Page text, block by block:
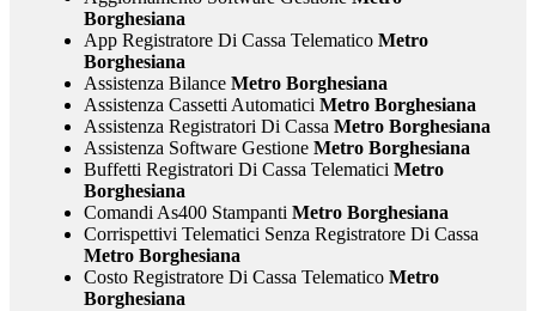
Borghesiana
App Registratore Di Cassa TelematicoMetro
Borghesiana
Assistenza BilanceMetro Borghesiana
Assistenza Cassetti Automatici Metro Borghesiana
Assistenza Registratori Di Cassa Metro Borghesiana
Assistenza Software GestioneMetro Borghesiana
Buffetti Registratori Di Cassa Telematici Metro
Borghesiana
Comandi As400 Stampanti Metro Borghesiana
Corrispettivi Telematici Senza Registratore Di Cassa
Metro Borghesiana
Costo Registratore Di Cassa TelematicoMetro
Borghesiana